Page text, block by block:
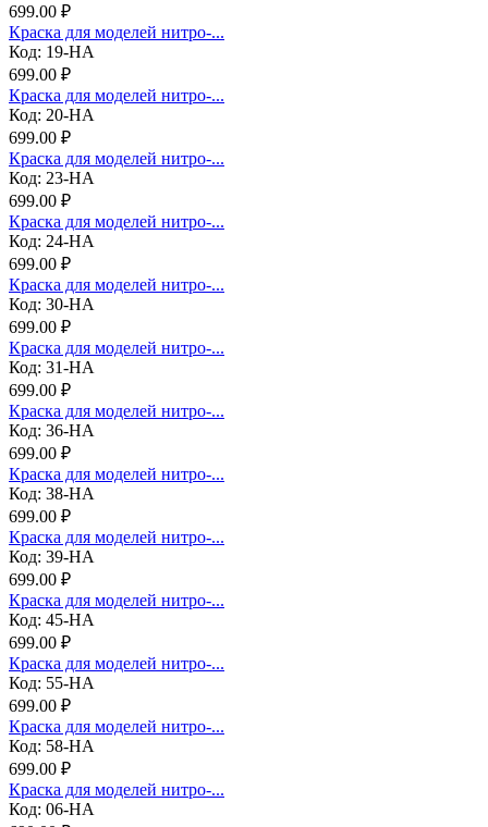
699.00 ₽
Краска для моделей нитро-...
Код: 19-НА
699.00 ₽
Краска для моделей нитро-...
Код: 20-НА
699.00 ₽
Краска для моделей нитро-...
Код: 23-НА
699.00 ₽
Краска для моделей нитро-...
Код: 24-НА
699.00 ₽
Краска для моделей нитро-...
Код: 30-НА
699.00 ₽
Краска для моделей нитро-...
Код: 31-НА
699.00 ₽
Краска для моделей нитро-...
Код: 36-НА
699.00 ₽
Краска для моделей нитро-...
Код: 38-НА
699.00 ₽
Краска для моделей нитро-...
Код: 39-НА
699.00 ₽
Краска для моделей нитро-...
Код: 45-НА
699.00 ₽
Краска для моделей нитро-...
Код: 55-НА
699.00 ₽
Краска для моделей нитро-...
Код: 58-НА
699.00 ₽
Краска для моделей нитро-...
Код: 06-НА